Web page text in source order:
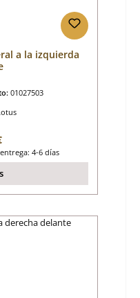
a la izquierda
01027503
4-6 días